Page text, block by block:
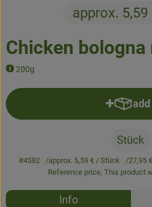
About us
Chicken bologna
200g
approx. 5,59
add
Add
Stück
#4582 approx. 5,59 € / Stück 27,95 €
Reference price,This product
Recipes
Info